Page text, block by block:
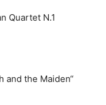
Quartet N.1
and the Maiden“